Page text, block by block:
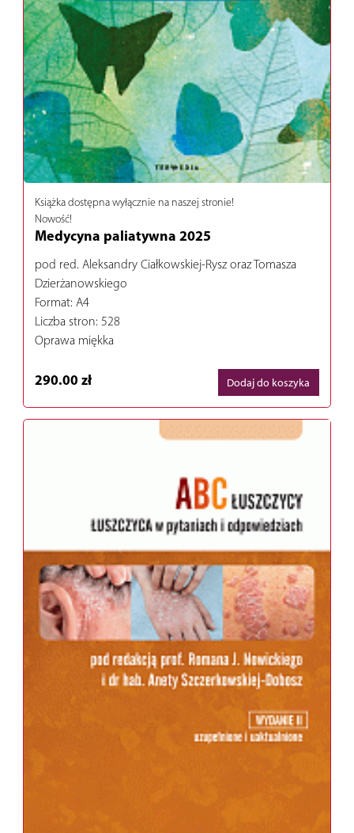
Książka dostępna wyłącznie na naszej stronie!
Nowość!
Medycyna paliatywna 2025
pod red. Aleksandry Ciałkowskiej-Rysz oraz Tomasza
Dzierżanowskiego
Format: A4
Liczba stron: 528
Oprawa miękka
290.00 zł Dodaj do koszyka